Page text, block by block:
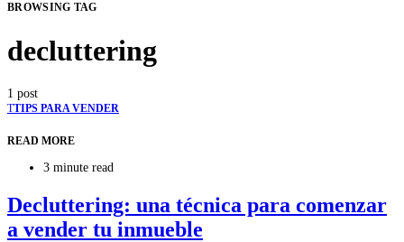
BROWSING TAG
decluttering
1 post
TTIPS PARA VENDER
READ MORE
3 minute read
Decluttering: una técnica para comenzar
a vender tu inmueble